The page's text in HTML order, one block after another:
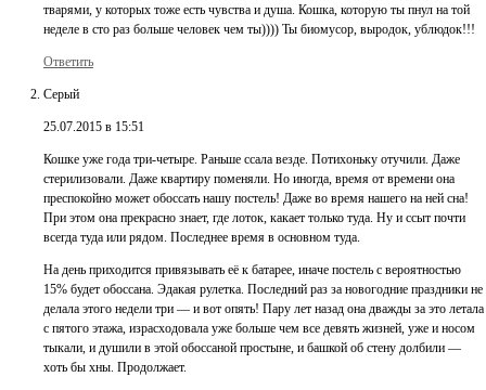
тварями, у которых тоже есть чувства и душа. Кошка, которую ты пнул на той
неделе в сто раз больше человек чем ты)))) Ты биомусор, выродок, ублюдок!!!
Ответить
Серый
25.07.2015 в 15:51
Кошке уже года три-четыре. Раньше ссала везде. Потихоньку отучили. Даже
стерилизовали. Даже квартиру поменяли. Но иногда, время от времени она
преспокойно может обоссать нашу постель! Даже во время нашего на ней сна!
При этом она прекрасно знает, где лоток, какает только туда. Ну и ссыт почти
всегда туда или рядом. Последнее время в основном туда.
На день приходится привязывать её к батарее, иначе постель с вероятностью
15% будет обоссана. Эдакая рулетка. Последний раз за новогодние праздники не
делала этого недели три — и вот опять! Пару лет назад она дважды за это летала
с пятого этажа, израсходовала уже больше чем все девять жизней, уже и носом
тыкали, и душили в этой обоссаной простыне, и башкой об стену долбили —
хоть бы хны. Продолжает.